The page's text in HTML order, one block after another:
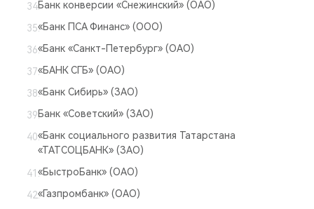
Банк конверсии «Снежинский» (ОАО)
«Банк ПСА Финанс» (ООО)
«Банк «Санкт-Петербург» (ОАО)
«БАНК СГБ» (ОАО)
«Банк Сибирь» (ЗАО)
Банк «Советский» (ЗАО)
«Банк социального развития Татарстана
«ТАТСОЦБАНК» (ЗАО)
«БыстроБанк» (ОАО)
«Газпромбанк» (ОАО)